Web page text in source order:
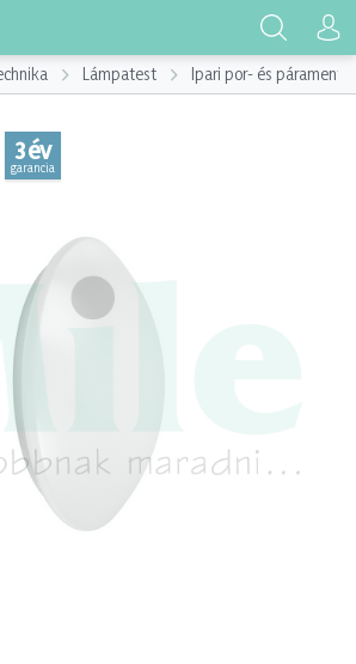
Lámpatest Ipari por- és
3 év
garancia